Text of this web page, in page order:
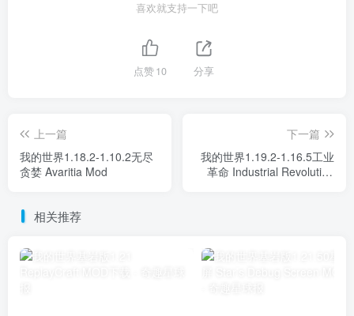
喜欢就支持一下吧
点赞10 分享
上一篇
我的世界1.18.2-1.10.2无尽
贪婪 Avaritia Mod
下一篇
我的世界1.19.2-1.16.5工业
革命 Industrial Revolution
相关推荐